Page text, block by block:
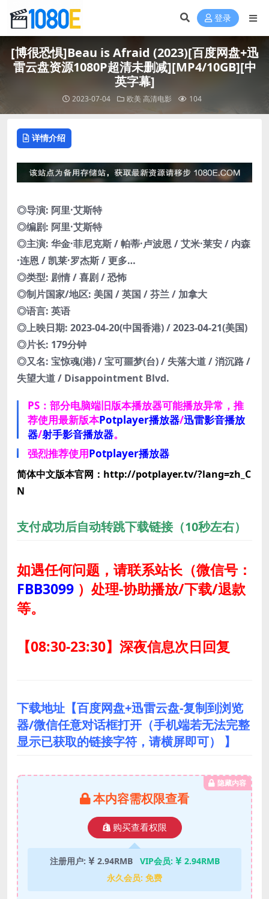
登录
[博很恐惧]Beau is Afraid (2023)[百度网盘+迅
雷云盘资源1080P超清未删减][MP4/10GB][中
英字幕]
2023-07-04 欧美高清电影 104
详情介绍
◎导演: 阿里·艾斯特
◎编剧: 阿里·艾斯特
◎主演: 华金·菲尼克斯 / 帕蒂·卢波恩 / 艾米·莱安 / 内森
·连恩 / 凯莱·罗杰斯 / 更多…
◎类型: 剧情 / 喜剧 / 恐怖
◎制片国家/地区: 美国 / 英国 / 芬兰 / 加拿大
◎语言: 英语
◎上映日期: 2023-04-20(中国香港) / 2023-04-21(美国)
◎片长: 179分钟
◎又名: 宝惊魂(港) / 宝可噩梦(台) / 失落大道 / 消沉路 /
失望大道 / Disappointment Blvd.
PS：部分电脑端旧版本播放器可能播放异常，推
荐使用最新版本Potplayer播放器/迅雷影音播放
器/射手影音播放器。
强烈推荐使用Potplayer播放器
简体中文版本官网：http://potplayer.tv/?lang=zh_C
N
支付成功后自动转跳下载链接（10秒左右）
如遇任何问题，请联系站长（微信号：
FBB3099 ） 处理-协助播放/下载/退款
等。
【08:30-23:30】深夜信息次日回复
下载地址【百度网盘+迅雷云盘-复制到浏览
器/微信任意对话框打开（手机端若无法完整
显示已获取的链接字符，请横屏即可） 】
隐藏内容
本内容需权限查看
购买查看权限
注册用户: 2.94RMB VIP会员:
2.94RMB
永久会员: 免费